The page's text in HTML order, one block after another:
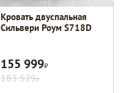
Кровать двуспальная
Сильвери Роум S718D
155 999Р
183 529Р